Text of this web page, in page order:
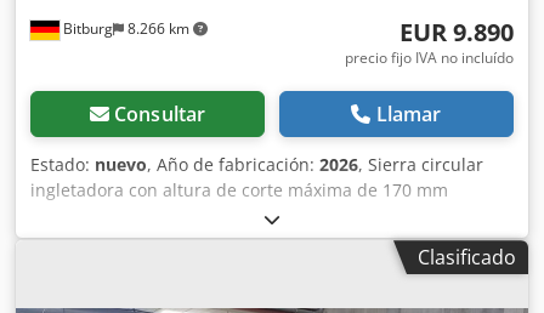
Bitburg 8.266 km EUR 9.890
precio fijo IVA no incluído
Consultar Llamar
Estado: nuevo, Año de fabricación: 2026, Sierra circular
ingletadora con altura de corte máxima de 170 mm
estructura robusta de hierro fundido guía de cojinetes de
bolas de precisión del carro de la herramienta sobre ejes
de acero endurecido y rectificado avance manual de la
Clasificado